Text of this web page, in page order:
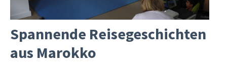
Spannende Reisegeschichten
aus Marokko